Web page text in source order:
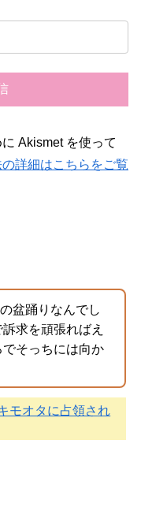
Akismet を使って
詳細はこちらをご覧
盆踊りなんでし
求を頑張ればえ
そっちには向か
モオタに占領され